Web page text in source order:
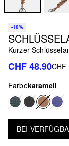
-18%
Kurzer
CHF 48.90CHF
Farbekaramell
BEI